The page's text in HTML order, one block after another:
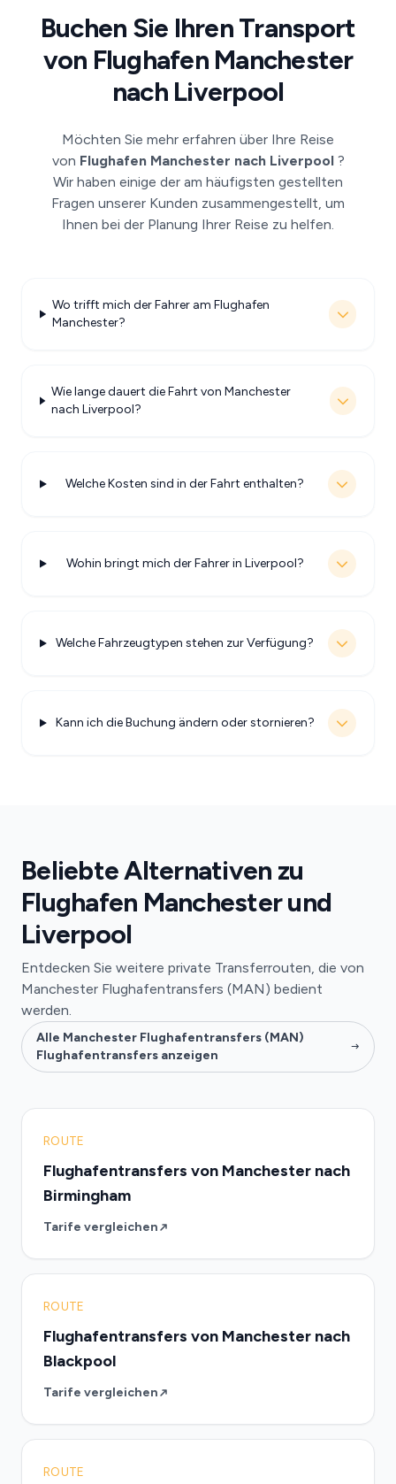
Buchen Sie Ihren Transport
von Flughafen Manchester
nach Liverpool
Möchten Sie mehr erfahren über Ihre Reise
von Flughafen Manchester nach Liverpool ?
Wir haben einige der am häufigsten gestellten
Fragen unserer Kunden zusammengestellt, um
Ihnen bei der Planung Ihrer Reise zu helfen.
Wo trifft mich der Fahrer am Flughafen
Manchester?
Wie lange dauert die Fahrt von Manchester
nach Liverpool?
Welche Kosten sind in der Fahrt enthalten?
Wohin bringt mich der Fahrer in Liverpool?
Welche Fahrzeugtypen stehen zur Verfügung?
Kann ich die Buchung ändern oder stornieren?
Beliebte Alternativen zu
Flughafen Manchester und
Liverpool
Entdecken Sie weitere private Transferrouten, die von
Manchester Flughafentransfers (MAN) bedient
werden.
Alle Manchester Flughafentransfers (MAN)
Flughafentransfers anzeigen
ROUTE
Flughafentransfers von Manchester nach
Birmingham
Tarife vergleichen
ROUTE
Flughafentransfers von Manchester nach
Blackpool
Tarife vergleichen
ROUTE